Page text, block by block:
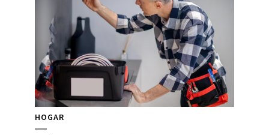
HOGAR